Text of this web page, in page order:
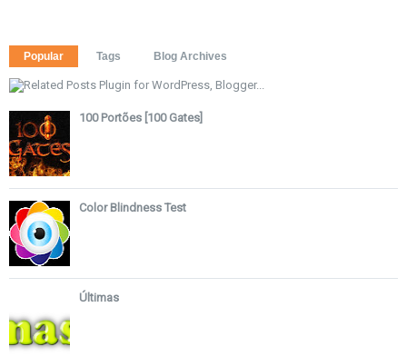
Popular Tags Blog Archives
100 Portões [100 Gates]
Color Blindness Test
Últimas